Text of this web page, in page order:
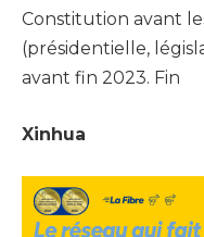
Constitution avant
(présidentielle,
avant fin 2023. Fin
Xinhua